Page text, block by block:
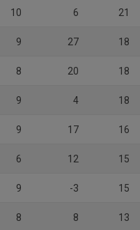
10 6 21
9 27 18
8 20 18
9 4 18
9 17 16
6 12 15
9 -3 15
8 8 13